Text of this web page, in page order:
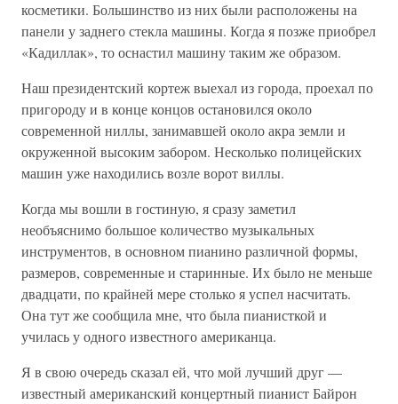
косметики. Большинство из них были расположены на
панели у заднего стекла машины. Когда я позже приобрел
«Кадиллак», то оснастил машину таким же образом.
Наш президентский кортеж выехал из города, проехал по
пригороду и в конце концов остановился около
современной ниллы, занимавшей около акра земли и
окруженной высоким забором. Несколько полицейских
машин уже находились возле ворот виллы.
Когда мы вошли в гостиную, я сразу заметил
необъяснимо большое количество музыкальных
инструментов, в основном пианино различной формы,
размеров, современные и старинные. Их было не меньше
двадцати, по крайней мере столько я успел насчитать.
Она тут же сообщила мне, что была пианисткой и
училась у одного известного американца.
Я в свою очередь сказал ей, что мой лучший друг —
известный американский концертный пианист Байрон